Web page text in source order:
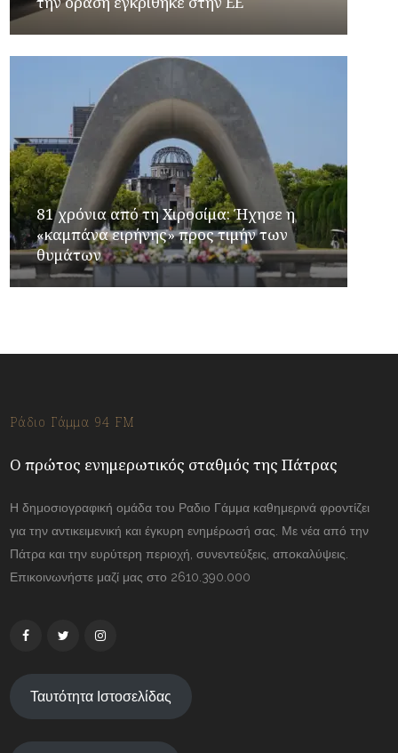
81 χρόνια από τη Χιροσίμα: Ήχησε η
«καμπάνα ειρήνης» προς τιμήν των
θυμάτων
Ράδιο Γάμμα 94 FM
Ο πρώτος ενημερωτικός σταθμός της Πάτρας
Η δημοσιογραφική ομάδα του Ραδιο Γάμμα καθημερινά φροντίζει
για την αντικειμενική και έγκυρη ενημέρωσή σας. Με νέα από την
Πάτρα και την ευρύτερη περιοχή, συνεντεύξεις, αποκαλύψεις.
Επικοινωνήστε μαζί μας στο 2610.390.000
Ταυτότητα Ιστοσελίδας